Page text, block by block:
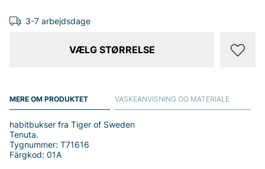
3-7 arbejdsdage
VÆLG STØRRELSE
MERE OM PRODUKTET
habitbukser fra Tiger of Sweden
Tenuta.
Tygnummer: T71616
Färgkod: 01A
VASKEANVISNING OG MATERIALE